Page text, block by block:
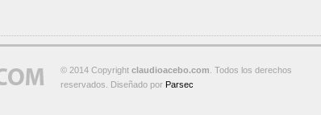
© 2014 Copyright claudioacebo.com . Todos los derechos
reservados. Diseñado por Parsec